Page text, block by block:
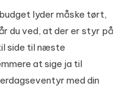
lyder måske tørt,
du ved, at der er styr på
side til næste
at sige ja til
med din